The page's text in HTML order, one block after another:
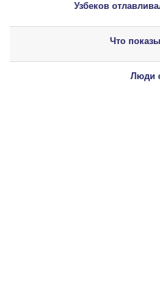
Узбеков
Что
Люди